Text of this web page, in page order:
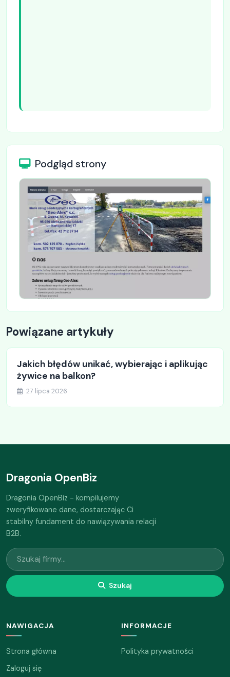
Podgląd strony
Powiązane artykuły
Jakich błędów unikać, wybierając i aplikując
żywice na balkon?
27 lipca 2026
Dragonia OpenBiz
Dragonia OpenBiz - kompilujemy
zweryfikowane dane, dostarczając Ci
stabilny fundament do nawiązywania relacji
B2B.
Szukaj
NAWIGACJA
Strona główna
Zaloguj się
INFORMACJE
Polityka prywatności